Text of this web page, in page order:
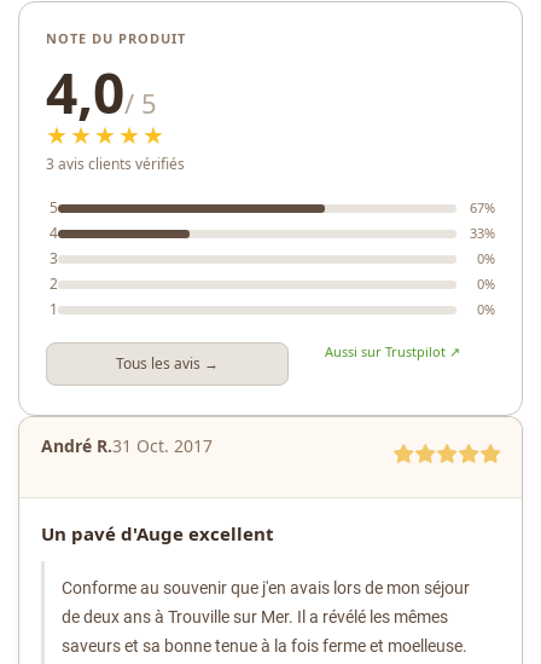
NOTE DU PRODUIT
4,0/ 5
★★★★★
3 avis clients vérifiés
5 67%
4 33%
3 0%
2 0%
1 0%
Tous les avis →
Aussi sur Trustpilot ↗
André R.31 Oct. 2017
Un pavé d'Auge excellent
Conforme au souvenir que j'en avais lors de mon séjour
de deux ans à Trouville sur Mer. Il a révélé les mêmes
saveurs et sa bonne tenue à la fois ferme et moelleuse.